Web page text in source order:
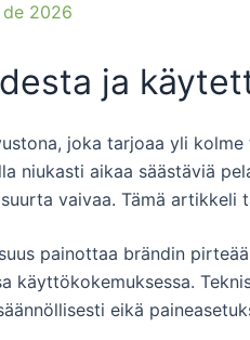
de 2026
ja
joka tarjoaa yli
niukasti aikaa säästäviä
vaivaa. Tämä
painottaa brändin
käyttökokemuksessa.
eikä